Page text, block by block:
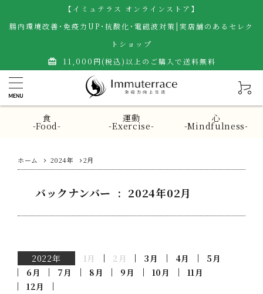
【イミュテラス オンラインストア】
腸内環境改善･免疫力UP･抗酸化･電磁波対策|実店舗のあるセレク
トショップ
card_giftcard 11,000円(税込)以上のご購入で送料無料
食
-Food-
運動
-Exercise-
心
-Mindfulness-
ホーム 2024年 2月
バックナンバー : 2024年02月
2022年 1月 2月 3月 4月
5月
6月
7月 8月 9月 10月
11月
12月